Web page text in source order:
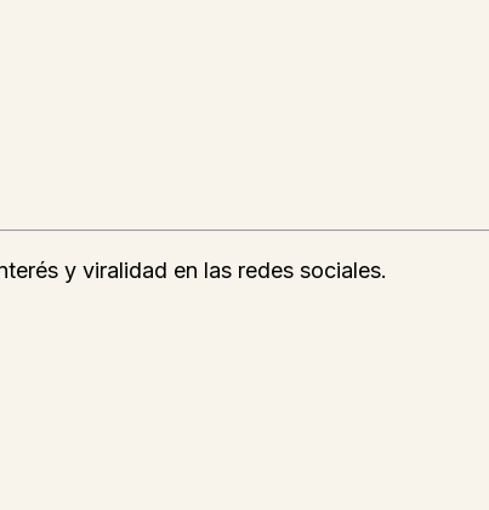
y viralidad en las redes sociales.